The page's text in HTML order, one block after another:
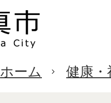
ホーム 健康・